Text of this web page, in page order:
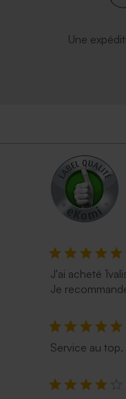
Une
J'ai acheté
Je
Service au